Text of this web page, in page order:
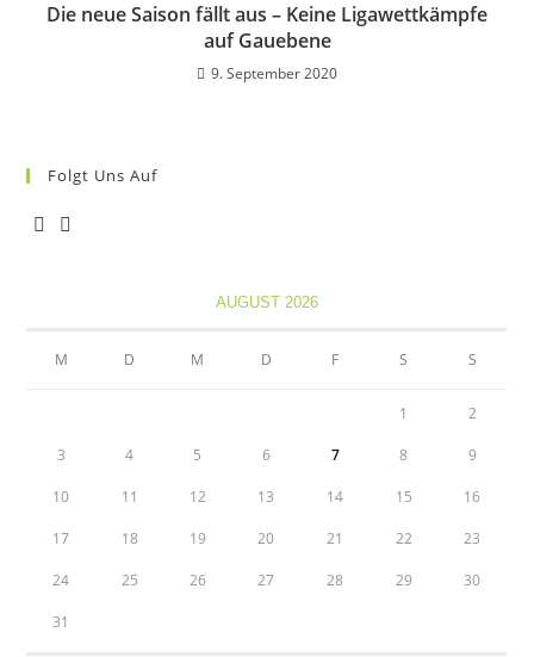
Die neue Saison fällt aus – Keine Ligawettkämpfe
auf Gauebene
9. September 2020
Folgt Uns Auf
AUGUST 2026
M D M D F S S
1 2
3 4 5 6 7 8 9
10 11 12 13 14 15 16
17 18 19 20 21 22 23
24 25 26 27 28 29 30
31